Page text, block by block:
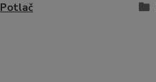
Potlač